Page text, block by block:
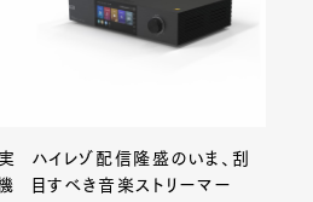
ハイレゾ配信隆盛のいま、刮
目すべき音楽ストリーマー